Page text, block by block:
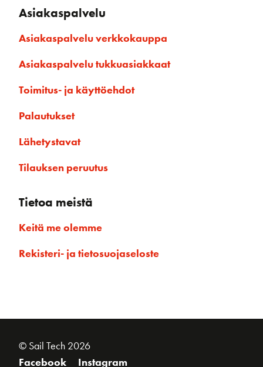
Asiakaspalvelu
Asiakaspalvelu verkkokauppa
Asiakaspalvelu tukkuasiakkaat
Toimitus- ja käyttöehdot
Palautukset
Lähetystavat
Tilauksen peruutus
Tietoa meistä
Keitä me olemme
Rekisteri- ja tietosuojaseloste
© Sail Tech 2026
Facebook
Instagram